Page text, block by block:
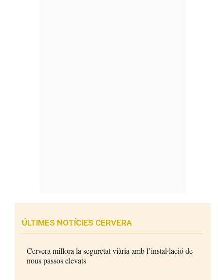
ÚLTIMES NOTÍCIES CERVERA
Cervera millora la seguretat viària amb l’instal·lació de
nous passos elevats